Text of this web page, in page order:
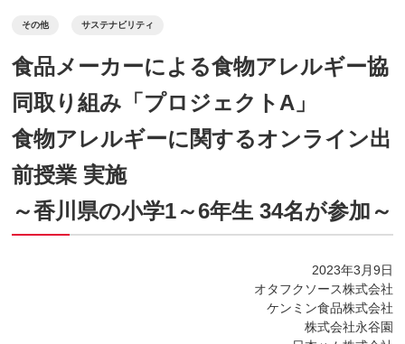
その他 サステナビリティ
食品メーカーによる食物アレルギー協
同取り組み「プロジェクトA」
食物アレルギーに関するオンライン出
前授業 実施
～香川県の小学1～6年生 34名が参加～
2023年3月9日
オタフクソース株式会社
ケンミン食品株式会社
株式会社永谷園